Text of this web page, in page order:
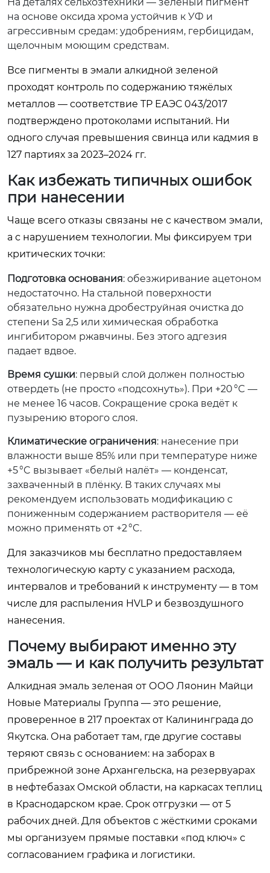
на основе оксида хрома устойчив к УФ и
агрессивным средам: удобрениям, гербицидам,
щелочным моющим средствам.
Все пигменты в эмали алкидной зеленой
проходят контроль по содержанию тяжёлых
металлов — соответствие ТР ЕАЭС 043/2017
подтверждено протоколами испытаний. Ни
одного случая превышения свинца или кадмия в
127 партиях за 2023–2024 гг.
Как избежать типичных ошибок
при нанесении
Чаще всего отказы связаны не с качеством эмали,
а с нарушением технологии. Мы фиксируем три
критических точки:
Подготовка основания: обезжиривание ацетоном
недостаточно. На стальной поверхности
обязательно нужна дробеструйная очистка до
степени Sa 2,5 или химическая обработка
ингибитором ржавчины. Без этого адгезия
падает вдвое.
Время сушки: первый слой должен полностью
отвердеть (не просто «подсохнуть»). При +20 °C —
не менее 16 часов. Сокращение срока ведёт к
пузырению второго слоя.
Климатические ограничения: нанесение при
влажности выше 85% или при температуре ниже
+5 °C вызывает «белый налёт» — конденсат,
захваченный в плёнку. В таких случаях мы
рекомендуем использовать модификацию с
пониженным содержанием растворителя — её
можно применять от +2 °C.
Для заказчиков мы бесплатно предоставляем
технологическую карту с указанием расхода,
интервалов и требований к инструменту — в том
числе для распыления HVLP и безвоздушного
нанесения.
Почему выбирают именно эту
эмаль — и как получить результат
Алкидная эмаль зеленая от ООО Ляонин Майци
Новые Материалы Группа — это решение,
проверенное в 217 проектах от Калининграда до
Якутска. Она работает там, где другие составы
теряют связь с основанием: на заборах в
прибрежной зоне Архангельска, на резервуарах
в нефтебазах Омской области, на каркасах теплиц
в Краснодарском крае. Срок отгрузки — от 5
рабочих дней. Для объектов с жёсткими сроками
мы организуем прямые поставки «под ключ» с
согласованием графика и логистики.